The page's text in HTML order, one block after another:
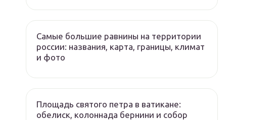
Самые большие равнины на территории
россии: названия, карта, границы, климат
и фото
Площадь святого петра в ватикане:
обелиск, колоннада бернини и собор